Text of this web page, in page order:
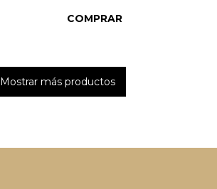
Mostrar más productos